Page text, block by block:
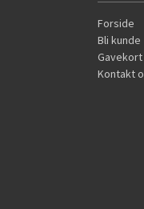
Forside
Bli kunde
Gavekort
Kontakt